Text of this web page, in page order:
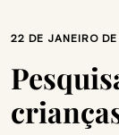
22 DE JANEIRO